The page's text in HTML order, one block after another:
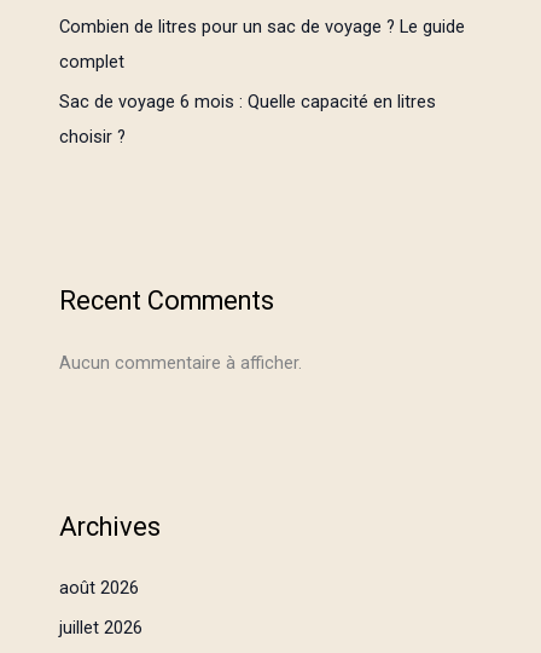
Combien de litres pour un sac de voyage ? Le guide
complet
Sac de voyage 6 mois : Quelle capacité en litres
choisir ?
Recent Comments
Aucun commentaire à afficher.
Archives
août 2026
juillet 2026